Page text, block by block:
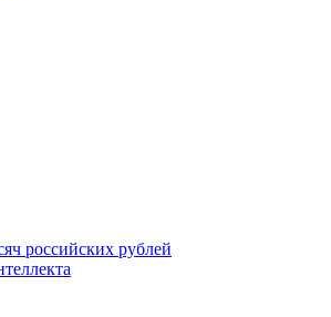
российских рублей